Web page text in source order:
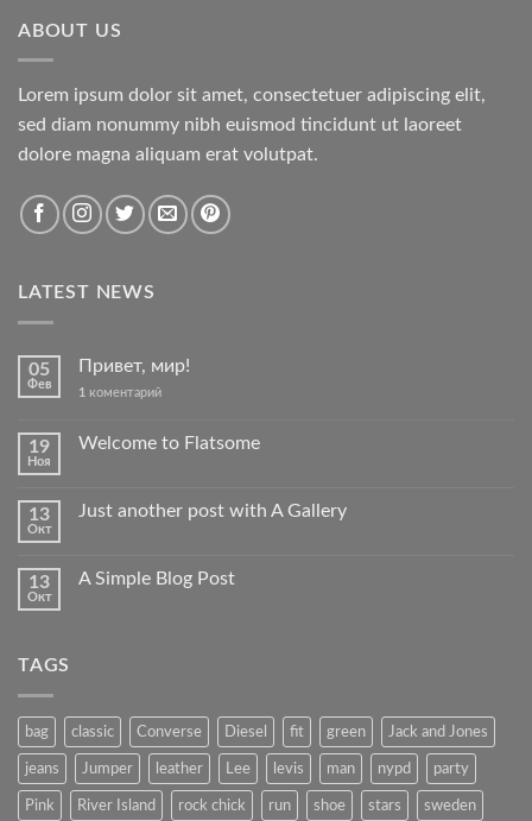
ABOUT US
Lorem ipsum dolor sit amet, consectetuer adipiscing elit,
sed diam nonummy nibh euismod tincidunt ut laoreet
dolore magna aliquam erat volutpat.
LATEST NEWS
05
Фев
Привет, мир!
1 коментарий
19
Ноя
Welcome to Flatsome
13
Окт
Just another post with A Gallery
13
Окт
A Simple Blog Post
TAGS
bag classic Converse Diesel fit green Jack and Jones
jeans Jumper leather Lee levis man nypd party
Pink River Island rock chick run shoe stars sweden